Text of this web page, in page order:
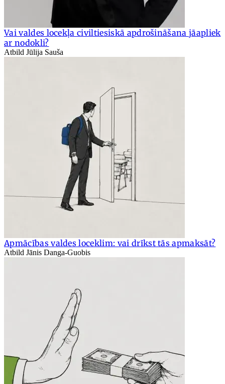
Vai valdes locekļa civiltiesiskā apdrošināšana jāapliek
ar nodokli?
Atbild Jūlija Sauša
Apmācības valdes loceklim: vai drīkst tās apmaksāt?
Atbild Jānis Danga-Guobis